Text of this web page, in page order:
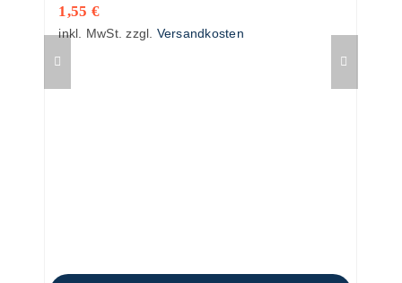
1,55 €
inkl. MwSt. zzgl. Versandkosten